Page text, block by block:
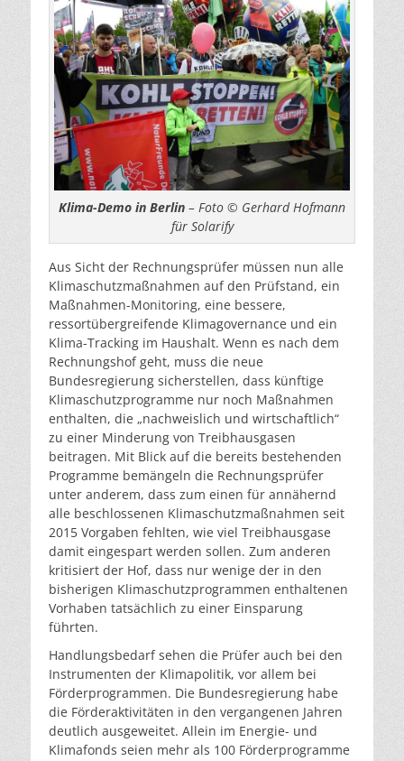
Klima-Demo in Berlin – Foto © Gerhard Hofmann
für Solarify
Aus Sicht der Rechnungsprüfer müssen nun alle
Klimaschutzmaßnahmen auf den Prüfstand, ein
Maßnahmen-Monitoring, eine bessere,
ressortübergreifende Klimagovernance und ein
Klima-Tracking im Haushalt. Wenn es nach dem
Rechnungshof geht, muss die neue
Bundesregierung sicherstellen, dass künftige
Klimaschutzprogramme nur noch Maßnahmen
enthalten, die „nachweislich und wirtschaftlich“
zu einer Minderung von Treibhausgasen
beitragen. Mit Blick auf die bereits bestehenden
Programme bemängeln die Rechnungsprüfer
unter anderem, dass zum einen für annähernd
alle beschlossenen Klimaschutzmaßnahmen seit
2015 Vorgaben fehlten, wie viel Treibhausgase
damit eingespart werden sollen. Zum anderen
kritisiert der Hof, dass nur wenige der in den
bisherigen Klimaschutzprogrammen enthaltenen
Vorhaben tatsächlich zu einer Einsparung
führten.
Handlungsbedarf sehen die Prüfer auch bei den
Instrumenten der Klimapolitik, vor allem bei
Förderprogrammen. Die Bundesregierung habe
die Förderaktivitäten in den vergangenen Jahren
deutlich ausgeweitet. Allein im Energie- und
Klimafonds seien mehr als 100 Förderprogramme